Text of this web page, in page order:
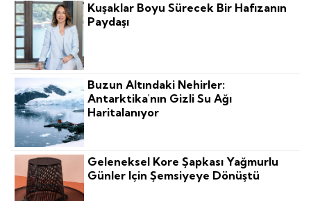
Kuşaklar Boyu Sürecek Bir Hafızanın
Paydaşı
Buzun Altındaki Nehirler:
Antarktika'nın Gizli Su Ağı
Haritalanıyor
Geleneksel Kore Şapkası Yağmurlu
Günler Için Şemsiyeye Dönüştü